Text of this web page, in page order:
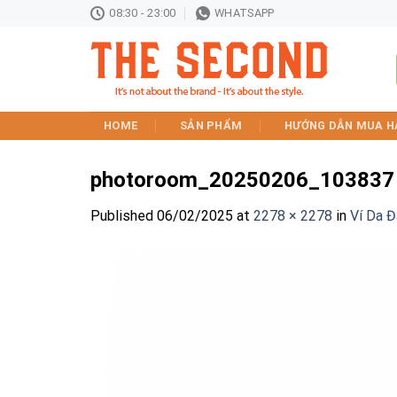
08:30 - 23:00 WHATSAPP
HOME SẢN PHẨM HƯỚNG DẪN MUA
photoroom_20250206_103837
Published 06/02/2025 at 2278 × 2278 in Ví Da